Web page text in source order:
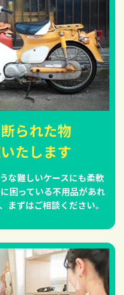
られた物
いたします
な難しいケースにも柔軟
困っている不用品があれ
まずはご相談ください。